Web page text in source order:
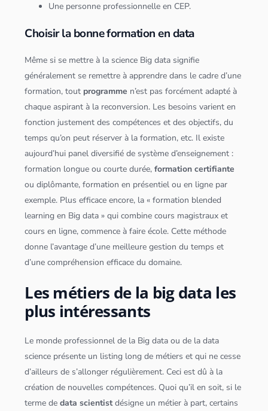
Une personne professionnelle en CEP.
Choisir la bonneformation en data
Même si se mettre à la science Big data signifie
généralement se remettre à apprendre dans le cadre d’une
formation, tout programme n’est pas forcément adapté à
chaque aspirant à la reconversion. Les besoins varient en
fonction justement des compétences et des objectifs, du
temps qu’on peut réserver à la formation, etc. Il existe
aujourd’hui panel diversifié de système d’enseignement :
formation longue ou courte durée,formation certifiante
ou diplômante, formation en présentiel ou en ligne par
exemple. Plus efficace encore, la « formation blended
learning en Big data » qui combine cours magistraux et
cours en ligne, commence à faire école. Cette méthode
donne l’avantage d’une meilleure gestion du temps et
d’une compréhension efficace du domaine.
Les métiers de la big data les
plus intéressants
Le monde professionnel de la Big data ou de ladata
science présente un listing long de métiers et qui ne cesse
d’ailleurs de s’allonger régulièrement. Ceci est dû à la
création de nouvelles compétences. Quoi qu’il en soit, si le
terme dedata scientistdésigne un métier à part, certains